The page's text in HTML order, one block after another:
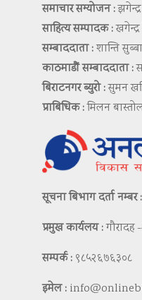
समाचार सम्योजन :
साहित्य सम्पादक :
सम्बाददाता :शान्ति सुब्बा
काठमाडौं सम्बाददाता :
बिराटनगर ब्युरो :सुमन
प्राबिधिक :मिलन
सूचना बिभाग दर्ता नम्बर :
प्रमुख कार्यलय :गौरादह
सम्पर्क : ९८५२६७६३०८
इमेल :